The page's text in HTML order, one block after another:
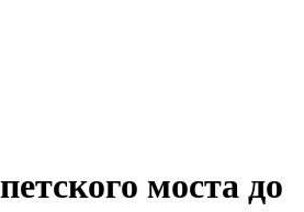
моста до